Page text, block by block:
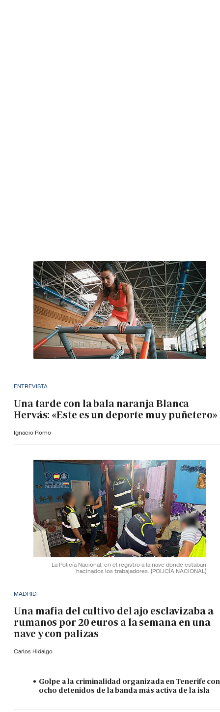
ENTREVISTA
Una tarde con la bala naranja Blanca
Hervás: «Este es un deporte muy puñetero»
Ignacio Romo
La Policía Nacional, en el registro a la nave donde estaban
hacinados los trabajadores. (POLICÍA NACIONAL)
MADRID
Una mafia del cultivo del ajo esclavizaba a
rumanos por 20 euros a la semana en una
nave y con palizas
Carlos Hidalgo
Golpe a la criminalidad organizada en Tenerife con
ocho detenidos de la banda más activa de la isla